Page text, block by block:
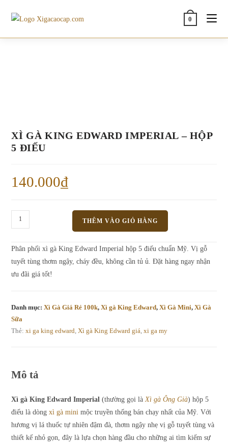
0
XÌ GÀ KING EDWARD IMPERIAL – HỘP
5 ĐIẾU
140.000₫
Gà
Edward
Imperial
5
Điếu
số
THÊM VÀO GIỎ HÀNG
Phân phối xì gà King Edward Imperial hộp 5 điếu chuẩn Mỹ. Vị gỗ
tuyết tùng thơm ngậy, cháy đều, không cần tủ ủ. Đặt hàng ngay nhận
ưu đãi giá tốt!
Danh mục:Xì Gà Giá Rẻ 100k,Xì gà King Edward,Xì Gà Mini,Xì Gà
Sữa
Thẻ:xi ga king edward ,Xì gà King Edward giá ,xi ga my
Mô tả
Xì gà King Edward Imperial (thường gọi làXì gà Ông Già) hộp 5
điếu là dòngxì gà mini mộc truyền thống bán chạy nhất của Mỹ. Với
hương vị lá thuốc tự nhiên đậm đà, thơm ngậy nhẹ vị gỗ tuyết tùng và
thiết kế nhỏ gọn, đây là lựa chọn hàng đầu cho những ai tìm kiếm sự